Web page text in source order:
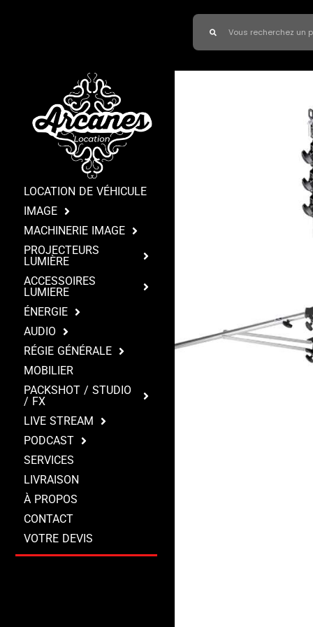
LOCATION DE VÉHICULE
IMAGE
MACHINERIE IMAGE
PROJECTEURS
LUMIÈRE
ACCESSOIRES
LUMIERE
ÉNERGIE
AUDIO
RÉGIE GÉNÉRALE
MOBILIER
PACKSHOT / STUDIO
/ FX
LIVE STREAM
PODCAST
SERVICES
LIVRAISON
À PROPOS
CONTACT
VOTRE DEVIS